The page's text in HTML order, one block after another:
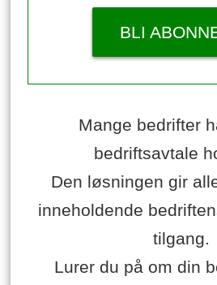
BLI
Mange bedrifter
bedriftsavtale
Den løsningen gir
inneholdende
tilgang.
Lurer du på om din